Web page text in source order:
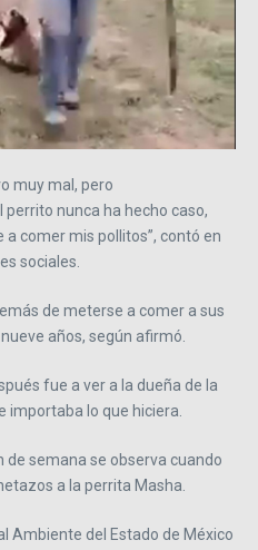
muy mal, pero
nunca ha hecho caso,
comer mis pollitos”, contó en
sociales.
de meterse a comer a sus
años, según afirmó.
fue a ver a la dueña de la
importaba lo que hiciera.
de semana se observa cuando
a la perrita Masha.
Ambiente del Estado de México